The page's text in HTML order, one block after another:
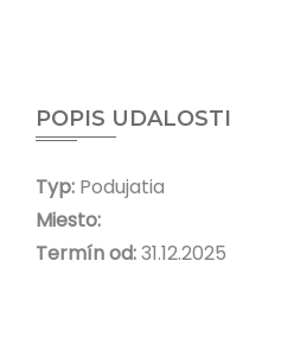
POPIS UDALOSTI
Typ: Podujatia
Miesto:
Termín od:31.12.2025